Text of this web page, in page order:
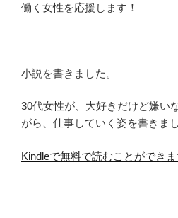
働く女性を応援します！
小説を書きました。
30代女性が、大好きだけど嫌い
がら、仕事していく姿を書きまし
Kindleで無料で読むことができま